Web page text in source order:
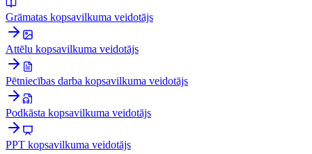
Grāmatas kopsavilkuma veidotājs
Attēlu kopsavilkuma veidotājs
Pētniecības darba kopsavilkuma veidotājs
Podkāsta kopsavilkuma veidotājs
PPT kopsavilkuma veidotājs